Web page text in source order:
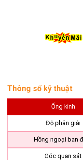
Thông số kỹ thuật
Ống kính
Độ phân giải
Hồng ngoại ban
Góc quan sát